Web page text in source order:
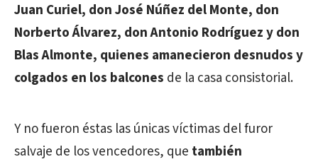
Juan Curiel, don José Núñez del Monte, don
Norberto Álvarez, don Antonio Rodríguez y don
Blas Almonte, quienes amanecieron desnudos y
colgados en los balcones de la casa consistorial.
Y no fueron éstas las únicas víctimas del furor
salvaje de los vencedores, que también